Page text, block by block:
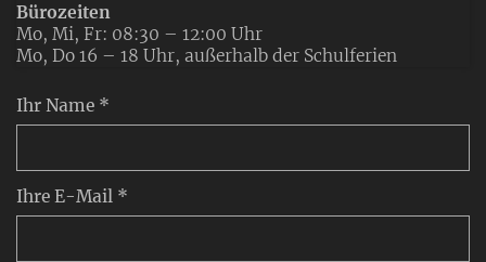
Ihr Name *
Ihre E-Mail *
Bürozeiten
Mo, Mi, Fr: 08:30 – 12:00 Uhr
Mo, Do 16 – 18 Uhr, außerhalb der Schulferien